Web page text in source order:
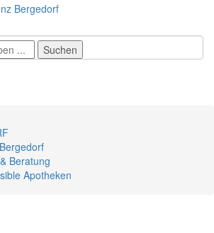
Beratung
Apotheken